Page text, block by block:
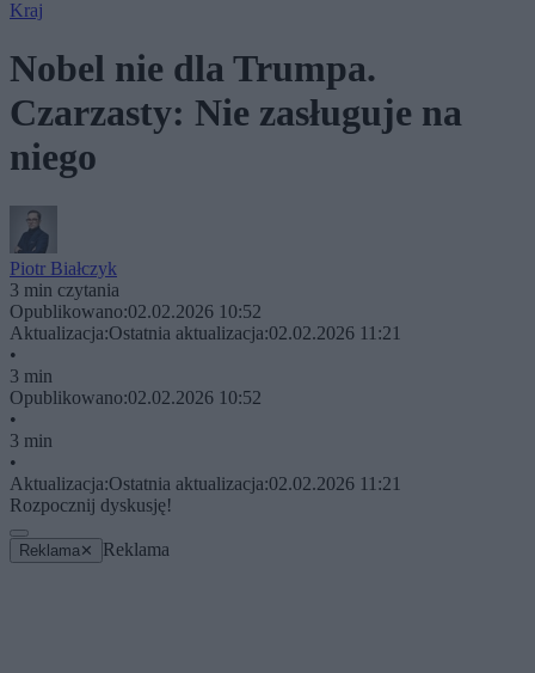
Kraj
Nobel nie dla Trumpa.
Czarzasty: Nie zasługuje na
niego
Piotr Białczyk
3 min czytania
Opublikowano:02.02.2026 10:52
Aktualizacja:Ostatnia aktualizacja:02.02.2026 11:21
•
3 min
Opublikowano:02.02.2026 10:52
•
3 min
•
Aktualizacja:Ostatnia aktualizacja:02.02.2026 11:21
Rozpocznij dyskusję!
Reklama ✕ Reklama